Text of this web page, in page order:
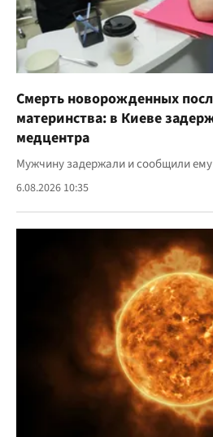
Смерть новорожденных
материнства: в Киеве
медцентра
Мужчину задержали и сообщили
6.08.2026 10:35